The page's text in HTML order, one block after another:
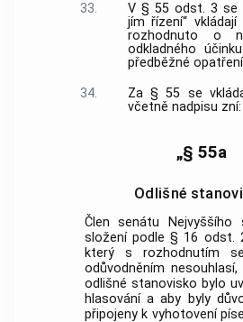
33.
V § 55 odst. 3 se
jím řízení“
rozhodnuto o
odkladného
předběžné
34.
Za § 55 se
včetně nadpisu zní:
„§ 55a
Odlišné
Člen senátu Nejvyššího
složení podle § 16 odst.
který s rozhodnutím
odůvodněním
odlišné stanovisko bylo
hlasování a aby byly
připojeny k vyhotovení